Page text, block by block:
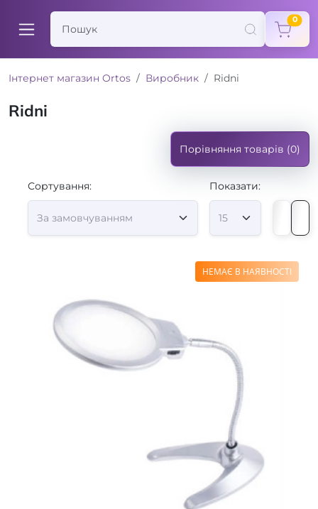
0
Інтернет магазин Ortos Виробник Ridni
Ridni
Порівняння товарів (0)
Сортування: Показати:
НЕМАЄ В НАЯВНОСТІ